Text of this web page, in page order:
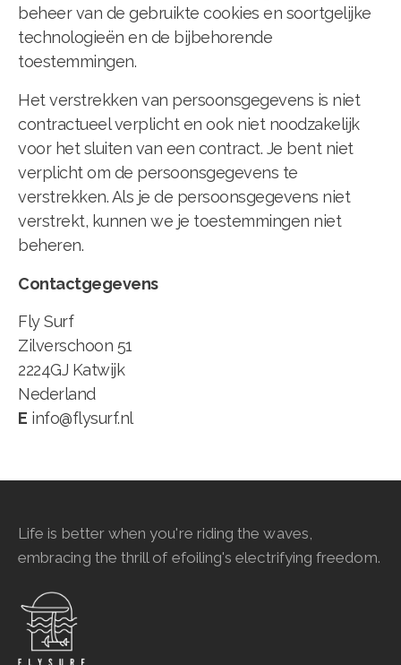
beheer van de gebruikte cookies en soortgelijke
technologieën en de bijbehorende
toestemmingen.
Het verstrekken van persoonsgegevens is niet
contractueel verplicht en ook niet noodzakelijk
voor het sluiten van een contract. Je bent niet
verplicht om de persoonsgegevens te
verstrekken. Als je de persoonsgegevens niet
verstrekt, kunnen we je toestemmingen niet
beheren.
Contactgegevens
Fly Surf
Zilverschoon 51
2224GJ Katwijk
Nederland
E info@flysurf.nl
Life is better when you're riding the waves,
embracing the thrill of efoiling's electrifying freedom.